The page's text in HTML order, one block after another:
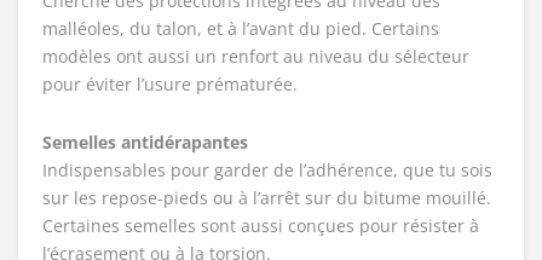
malléoles, du talon, et à l’avant du pied. Certains
modèles ont aussi un renfort au niveau du sélecteur
pour éviter l’usure prématurée.
Semelles antidérapantes
Indispensables pour garder de l’adhérence, que tu sois
sur les repose-pieds ou à l’arrêt sur du bitume mouillé.
Certaines semelles sont aussi conçues pour résister à
l’écrasement ou à la torsion.